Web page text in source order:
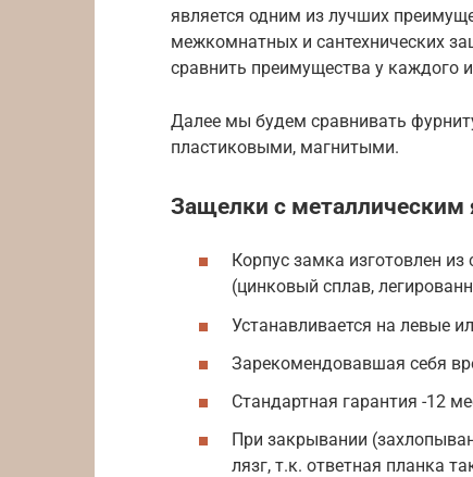
является одним из лучших
межкомнатных и сантехнических
сравнить преимущества у каждого
Далее мы будем сравнивать
пластиковыми, магнитыми.
Защелки с
Корпус замка изготовлен
(цинковый сплав,
Устанавливается на левые
Зарекомендовавшая себя
Стандартная гарантия -12
При закрывании
лязг, т.к. ответная планка